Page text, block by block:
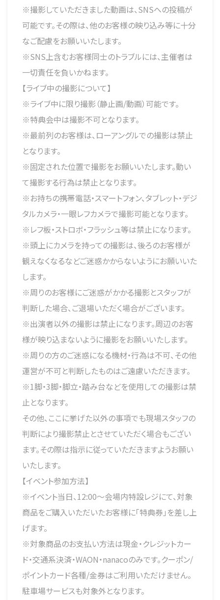
※撮影していただきました動画は、SNSへの投稿が
可能です。その際は、他のお客様の映り込み等に十分
なご配慮をお願いいたします。
※SNS上含むお客様同士のトラブルには、主催者は
一切責任を負いかねます。
【ライブ中の撮影について】
※ライブ中に限り撮影（静止画/動画）可能です。
※特典会中は撮影不可となります。
※最前列のお客様は、ローアングルでの撮影は禁止
となります。
※固定された位置で撮影をお願いいたします。動い
て撮影する行為は禁止となります。
※お持ちの携帯電話・スマートフォン、タブレット・デジ
タルカメラ・一眼レフカメラで撮影可能となります。
※レフ板・ストロボ・フラッシュ等は禁止になります。
※頭上にカメラを持っての撮影は、後ろのお客様が
観えなくなるなどご迷惑かからないようにお願いいた
します。
※周りのお客様にご迷惑がかかる撮影とスタッフが
判断した場合、ご退場いただく場合がございます。
※出演者以外の撮影は禁止になります。周辺のお客
様が映り込まないように撮影をお願いいたします。
※周りの方のご迷惑になる機材・行為は不可、その他
運営が不可と判断したものはご遠慮いただきます。
※1脚・3脚・脚立・踏み台などを使用しての撮影は禁
止となります。
その他、ここに挙げた以外の事項でも現場スタッフの
判断により撮影禁止とさせていただく場合もござい
ます。その際は指示に従っていただきますようお願い
いたします。
【イベント参加方法】
※イベント当日、12:00〜会場内特設レジにて、対象
商品をご購入いただいたお客様に「特典券」を差し上
げます。
※対象商品のお支払い方法は現金・クレジットカー
ド・交通系決済・WAON・nanacoのみです。クーポン/
ポイントカード各種/金券はご利用いただけません。
駐車場サービスも対象外となります。